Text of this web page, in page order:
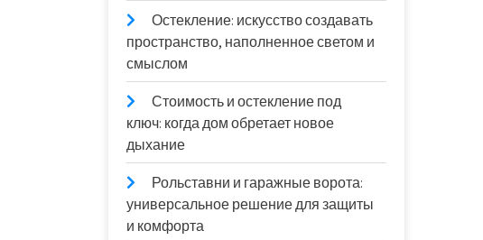
Остекление: искусство создавать
пространство, наполненное светом и
смыслом
Стоимость и остекление под
ключ: когда дом обретает новое
дыхание
Рольставни и гаражные ворота:
универсальное решение для защиты
и комфорта